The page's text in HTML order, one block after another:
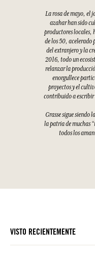
La rosa de mayo, el
azahar han sido
productores locales,
de los 50, acelerado
del extranjero y la
2016, todo un
relanzar la
enorgullece
proyectos y el
contribuido a escribir
Grasse sigue
la patria de muchas
todos los
VISTO RECIENTEMENTE